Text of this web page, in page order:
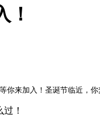
！
你来加入！圣诞节临近，
！